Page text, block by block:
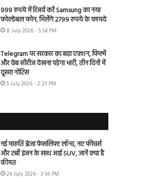
999 रुपये में रिजर्व करें Samsung का नया
फोल्डेबल फोन, मिलेंगे 2799 रुपये के फायदे
8 July 2026 - 5:54 PM
Telegram पर सरकार का बड़ा एक्शन, फिल्में
और वेब सीरीज देखना पड़ेगा भारी, तीन दिनों में
दूसरा नोटिस
5 July 2026 - 2:25 PM
नई मारुति ब्रेजा फेसलिफ्ट लॉन्च, नए फीचर्स
और टर्बो इंजन के साथ आई SUV, जानें क्या है
कीमत
26 July 2026 - 3:56 PM